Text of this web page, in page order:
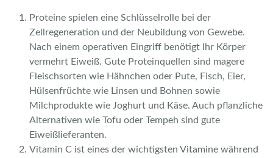
Proteine spielen eine Schlüsselrolle bei der
Zellregeneration und der Neubildung von Gewebe.
Nach einem operativen Eingriff benötigt Ihr Körper
vermehrt Eiweiß. Gute Proteinquellen sind magere
Fleischsorten wie Hähnchen oder Pute, Fisch, Eier,
Hülsenfrüchte wie Linsen und Bohnen sowie
Milchprodukte wie Joghurt und Käse. Auch pflanzliche
Alternativen wie Tofu oder Tempeh sind gute
Eiweißlieferanten.
Vitamin C ist eines der wichtigsten Vitamine während